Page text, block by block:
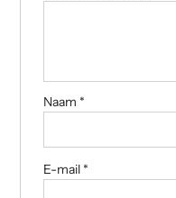
Naam *
E-mail *